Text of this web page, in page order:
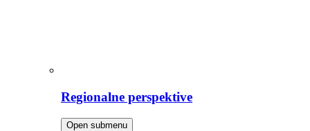
Regionalne perspektive
Open submenu